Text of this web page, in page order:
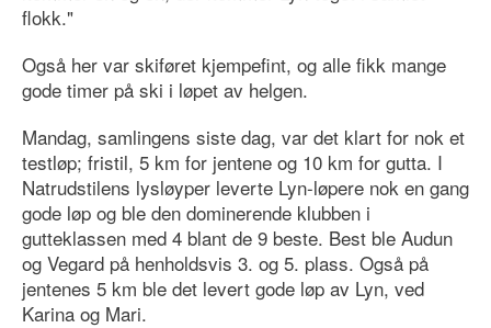
flokk."
Også her var skiføret kjempefint, og alle fikk mange
gode timer på ski i løpet av helgen.
Mandag, samlingens siste dag, var det klart for nok et
testløp; fristil, 5 km for jentene og 10 km for gutta. I
Natrudstilens lysløyper leverte Lyn-løpere nok en gang
gode løp og ble den dominerende klubben i
gutteklassen med 4 blant de 9 beste. Best ble Audun
og Vegard på henholdsvis 3. og 5. plass. Også på
jentenes 5 km ble det levert gode løp av Lyn, ved
Karina og Mari.